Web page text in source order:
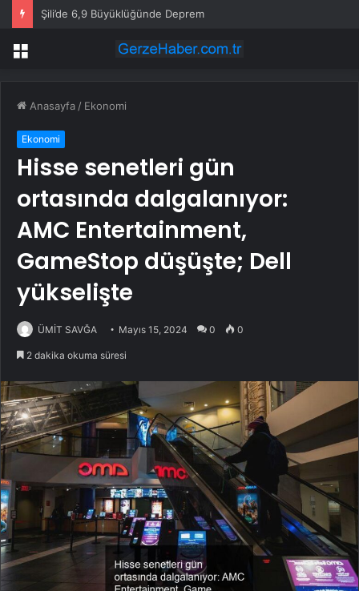
Şili’de 6,9 Büyüklüğünde Deprem
Menü
Anasayfa / Ekonomi
Ekonomi
Hisse senetleri gün
ortasında dalgalanıyor:
AMC Entertainment,
GameStop düşüşte; Dell
yükselişte
ÜMİT SAVĞA Mayıs 15, 2024 0 0
2 dakika okuma süresi